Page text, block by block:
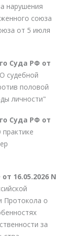
нарушения
союза
от 5 июля
Суда РФ от
судебной
половой
личности"
Суда РФ от
16.05.2026 N
Протокола о
за